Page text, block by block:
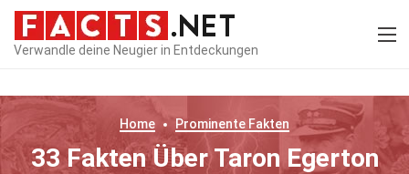
Verwandle deine Neugier in Entdeckungen
Home Prominente Fakten
33 Fakten Über Taron Egerton